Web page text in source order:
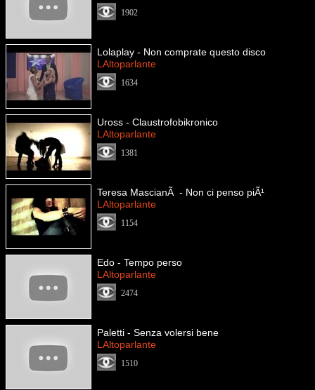
1902
Lolaplay - Non comprate questo disco
LAltoparlante
1634
Uross - Claustrofobikronico
LAltoparlante
1381
Teresa MascianÃ - Non ci penso piÃ¹
LAltoparlante
1154
Edo - Tempo perso
LAltoparlante
2474
Paletti - Senza volersi bene
LAltoparlante
1510